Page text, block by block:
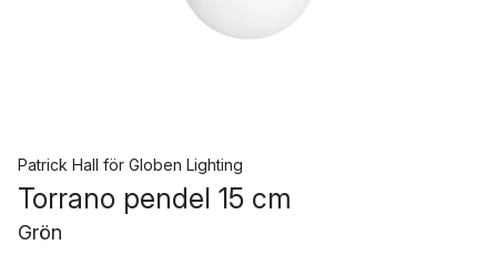
Patrick Hall för Globen Lighting
Torrano pendel 15 cm
Grön